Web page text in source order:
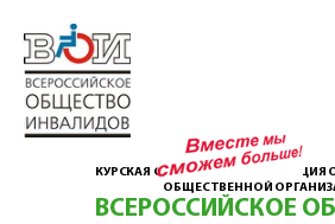
КУРСКАЯ ОБЛАСТНАЯ
ОБЩЕСТВЕННОЙ
ВСЕРОССИЙСКОЕ